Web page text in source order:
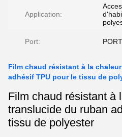
Application:
Port:
Film chaud résistant à la
adhésif TPU pour le tissu de
Film chaud résistant à
translucide du ruban
tissu de polyester